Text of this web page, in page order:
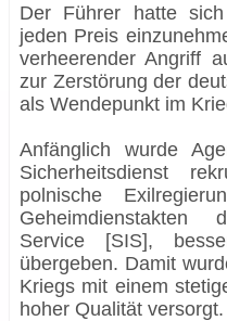
Der Führer hatte
jeden Preis
verheerender Angriff
zur Zerstörung der
als Wendepunkt im
Anfänglich wurde
Sicherheitsdienst
polnische
Service [SIS],
übergeben. Damit
Kriegs mit einem
hoher Qualität versorgt.